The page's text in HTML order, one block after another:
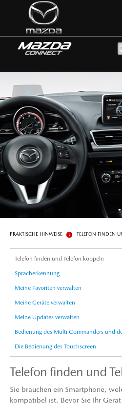
PRAKTISCHE HINWEISE TELEFON FINDEN
Telefon finden und Telefon koppeln
Spracherkennung
Meine Favoriten verwalten
Meine Geräte verwalten
Meine Updates verwalten
Bedienung des Multi Commanders und
Die Bedienung des Touchscreen
Telefon finden und
Sie brauchen ein Smartphone,
kompatibel ist. Bevor Sie Ihr